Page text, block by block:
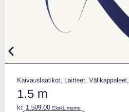
Kaivauslaatikot, Laitteet, Välikappaleet,
1.5 m
kr. 1.509,00 Ekskl. moms